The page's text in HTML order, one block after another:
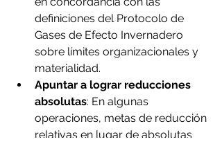
definiciones del Protocolo de
Gases de Efecto Invernadero
sobre límites organizacionales y
materialidad.
Apuntar a lograr reducciones
absolutas: En algunas
operaciones, metas de reducción
relativas en lugar de absolutas